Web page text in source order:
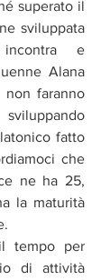
superato il
sviluppata
e
Alana
faranno
fatto
che
ne ha 25,
la maturità
tempo per
di attività